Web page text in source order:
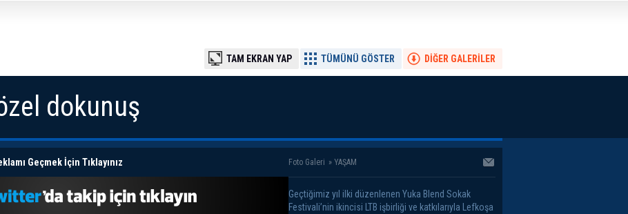
DİĞER GALERİLER
TÜMÜNÜ GÖSTER
TAM EKRAN YAP
dokunuş
Geçmek İçin Tıklayınız Foto Galeri » YAŞAM
Geçtiğimiz yıl ilki düzenlenen Yuka Blend Sokak
Festivali’nin ikincisi LTB işbirliği ve katkılarıyla Lefkoşa